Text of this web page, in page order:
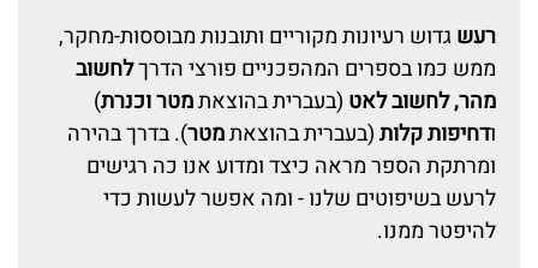
רעשגדוש רעיונות מקוריים ותובנות מבוססות-מחקר,
ממש כמו בספרים המהפכניים פורצי הדרךלחשוב
מהר, לחשוב לאט (בעברית בהוצאתמטר וכנרת)
ודחיפות קלות(בעברית בהוצאתמטר). בדרך בהירה
ומרתקת הספר מראה כיצד ומדוע אנו כה רגישים
לרעש בשיפוטים שלנו - ומה אפשר לעשות כדי
להיפטר ממנו.